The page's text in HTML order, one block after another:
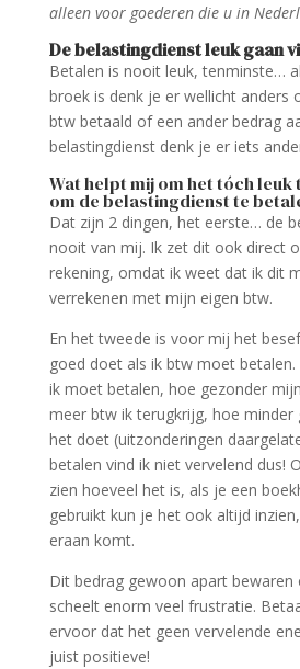
alleen voor goederen die u in
De belastingdienst leuk gaan
Betalen is nooit leuk, tenminste…
broek is denk je er wellicht anders
btw betaald of een ander bedrag
belastingdienst denk je er iets
Wat helpt mij om het tóch leuk
om de belastingdienst te
Dat zijn 2 dingen, het eerste… de
nooit van mij. Ik zet dit ook direct
rekening, omdat ik weet dat ik dit
verrekenen met mijn eigen btw.
En het tweede is voor mij het
goed doet als ik btw moet
ik moet betalen, hoe gezonder
meer btw ik terugkrijg, hoe
het doet (uitzonderingen
betalen vind ik niet vervelend dus!
zien hoeveel het is, als je een
gebruikt kun je het ook altijd
eraan komt.
Dit bedrag gewoon apart bewaren
scheelt enorm veel frustratie.
ervoor dat het geen vervelende
juist positieve!